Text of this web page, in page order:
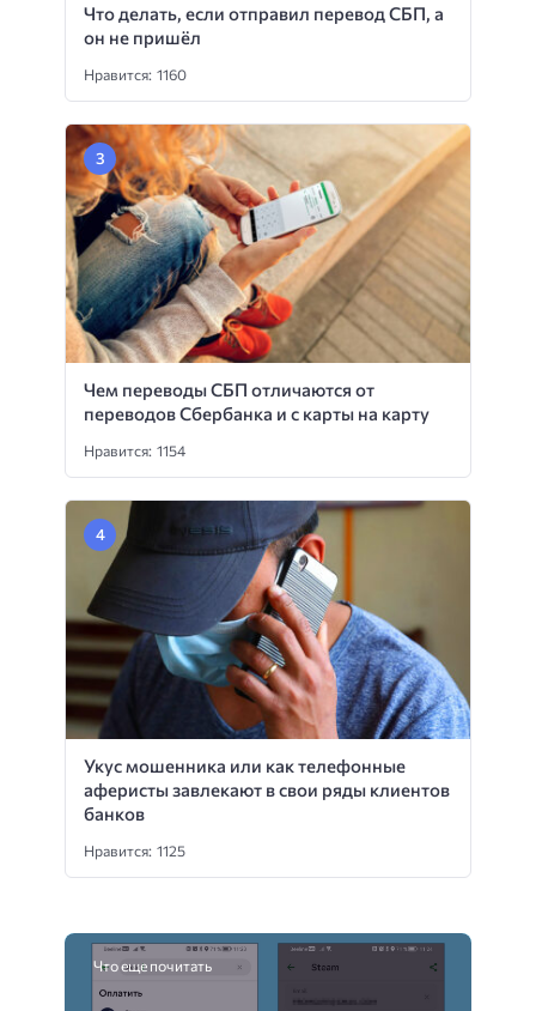
Что делать, если отправил перевод СБП, а
он не пришёл
Нравится: 1160
Чем переводы СБП отличаются от
переводов Сбербанка и с карты на карту
Нравится: 1154
Укус мошенника или как телефонные
аферисты завлекают в свои ряды клиентов
банков
Нравится: 1125
Что еще почитать